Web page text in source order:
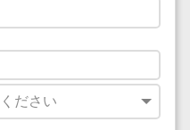
ださい